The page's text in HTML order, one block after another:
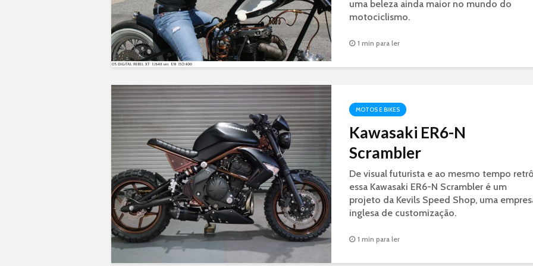
uma beleza ainda maior no mundo do
motociclismo.
1 min para ler
MOTOS E BIKES
Kawasaki ER6-N
Scrambler
De visual futurista e ao mesmo tempo
essa Kawasaki ER6-N Scrambler é um
projeto da Kevils Speed Shop, uma
inglesa de customização.
1 min para ler